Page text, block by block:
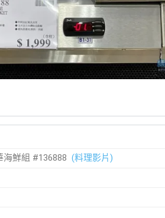
海鮮組 #136888 (料理影片)